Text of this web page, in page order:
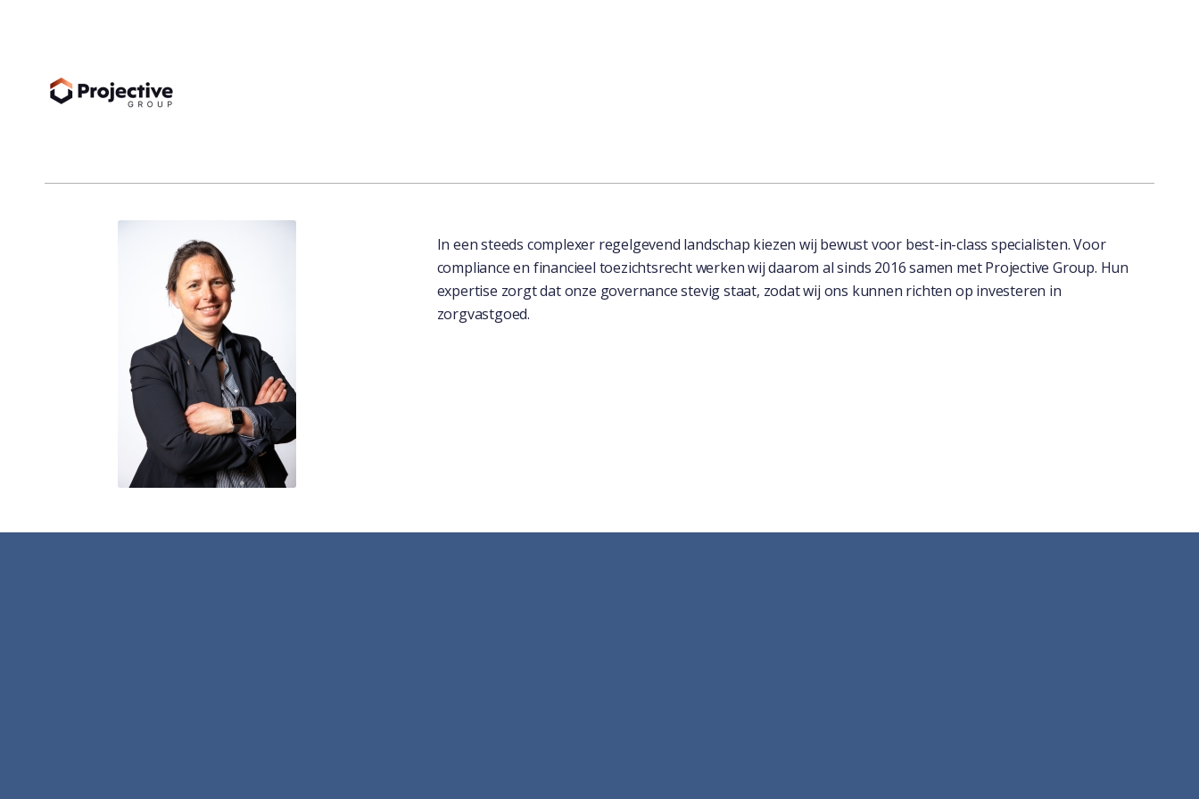
In een steeds complexer regelgevend landschap kiezen wij bewust voor best-in-class specialisten. Voor
compliance en financieel toezichtsrecht werken wij daarom al sinds 2016 samen met Projective Group. Hun
expertise zorgt dat onze governance stevig staat, zodat wij ons kunnen richten op investeren in
zorgvastgoed.